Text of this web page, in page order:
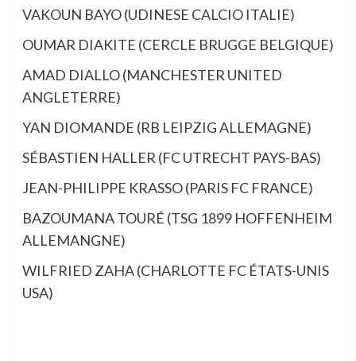
VAKOUN BAYO (UDINESE CALCIO ITALIE)
OUMAR DIAKITE (CERCLE BRUGGE BELGIQUE)
AMAD DIALLO (MANCHESTER UNITED
ANGLETERRE)
YAN DIOMANDE (RB LEIPZIG ALLEMAGNE)
SÉBASTIEN HALLER (FC UTRECHT PAYS-BAS)
JEAN-PHILIPPE KRASSO (PARIS FC FRANCE)
BAZOUMANA TOURÉ (TSG 1899 HOFFENHEIM
ALLEMANGNE)
WILFRIED ZAHA (CHARLOTTE FC ÉTATS-UNIS
USA)